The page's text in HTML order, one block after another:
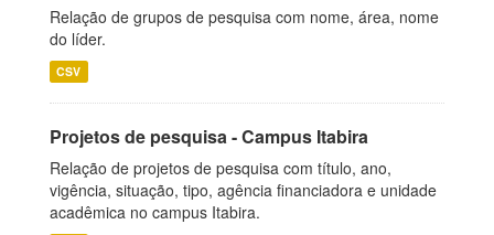
Relação de grupos de pesquisa com nome, área, nome
do líder.
CSV
Projetos de pesquisa - Campus Itabira
Relação de projetos de pesquisa com título, ano,
vigência, situação, tipo, agência financiadora e unidade
acadêmica no campus Itabira.